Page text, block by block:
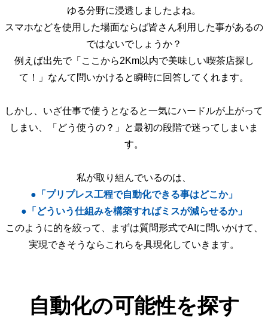
ゆる分野に浸透しましたよね。
スマホなどを使用した場面ならば皆さん利用した事があるの
ではないでしょうか？
例えば出先で「ここから2Km以内で美味しい喫茶店探し
て！」なんて問いかけると瞬時に回答してくれます。
しかし、いざ仕事で使うとなると一気にハードルが上がって
しまい、「どう使うの？」と最初の段階で迷ってしまいま
す。
私が取り組んでいるのは、
●「プリプレス工程で自動化できる事はどこか」
●「どういう仕組みを構築すればミスが減らせるか」
このように的を絞って、まずは質問形式でAIに問いかけて、
実現できそうならこれらを具現化していきます。
自動化の可能性を探す